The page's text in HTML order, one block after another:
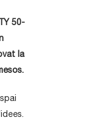
50-
la